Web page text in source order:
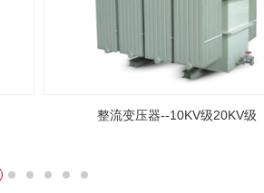
整流变压器--10KV级20KV级